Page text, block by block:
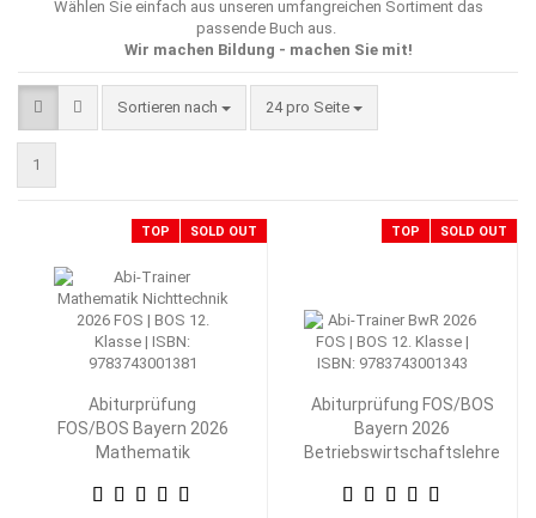
Wählen Sie einfach aus unseren umfangreichen Sortiment das
passende Buch aus.
Wir machen Bildung - machen Sie mit!
Sortieren nach
Sortieren nach 24 pro Seite
pro Seite
1
TOP SOLD OUT
Abiturprüfung
FOS/BOS Bayern 2026
Mathematik
Klasse
TOP SOLD OUT
Abiturprüfung FOS/BOS
Bayern 2026
Betriebswirtschaftslehre
Klasse